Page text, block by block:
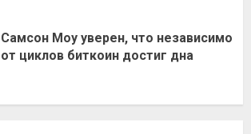
Самсон Моу уверен, что независимо
от циклов биткоин достиг дна